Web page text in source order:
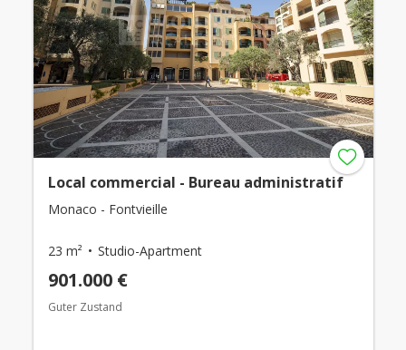
Local commercial - Bureau administratif
Monaco - Fontvieille
23 m² Studio-Apartment
901.000 €
Guter Zustand